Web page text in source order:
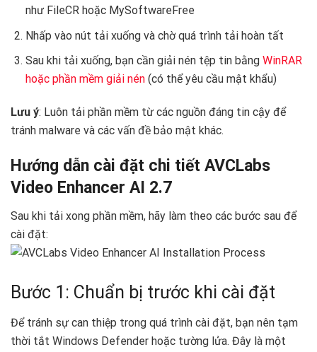
như FileCR hoặc MySoftwareFree
Nhấp vào nút tải xuống và chờ quá trình tải hoàn tất
Sau khi tải xuống, bạn cần giải nén tệp tin bằng WinRAR
hoặc phần mềm giải nén(có thể yêu cầu mật khẩu)
Lưu ý: Luôn tải phần mềm từ các nguồn đáng tin cậy để
tránh malware và các vấn đề bảo mật khác.
Hướng dẫn cài đặt chi tiết AVCLabs
Video Enhancer AI 2.7
Sau khi tải xong phần mềm, hãy làm theo các bước sau để
cài đặt:
Bước 1: Chuẩn bị trước khi cài đặt
Để tránh sự can thiệp trong quá trình cài đặt, bạn nên tạm
thời tắt Windows Defender hoặc tường lửa. Đây là một